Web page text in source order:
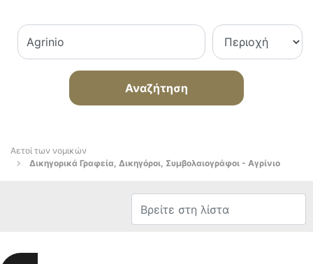
Αναζήτηση
Αετοί των νομικών
Δικηγορικά Γραφεία, Δικηγόροι, Συμβολαιογράφοι - Αγρίνιο